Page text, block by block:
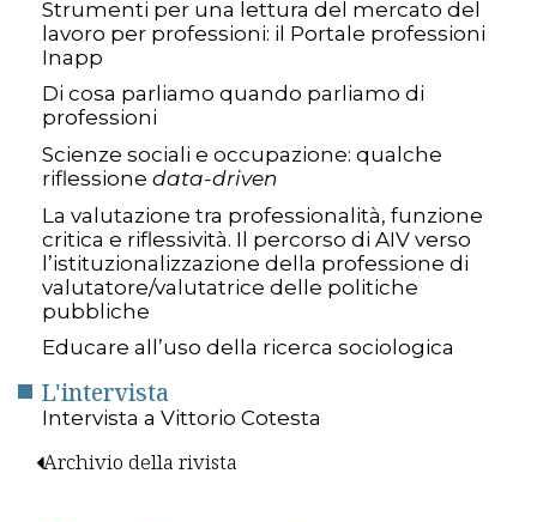
Strumenti per una lettura del mercato del
lavoro per professioni: il Portale professioni
Inapp
Di cosa parliamo quando parliamo di
professioni
Scienze sociali e occupazione: qualche
riflessione data-driven
La valutazione tra professionalità, funzione
critica e riflessività. Il percorso di AIV verso
l’istituzionalizzazione della professione di
valutatore/valutatrice delle politiche
pubbliche
Educare all’uso della ricerca sociologica
L'intervista
Intervista a Vittorio Cotesta
Archivio della rivista